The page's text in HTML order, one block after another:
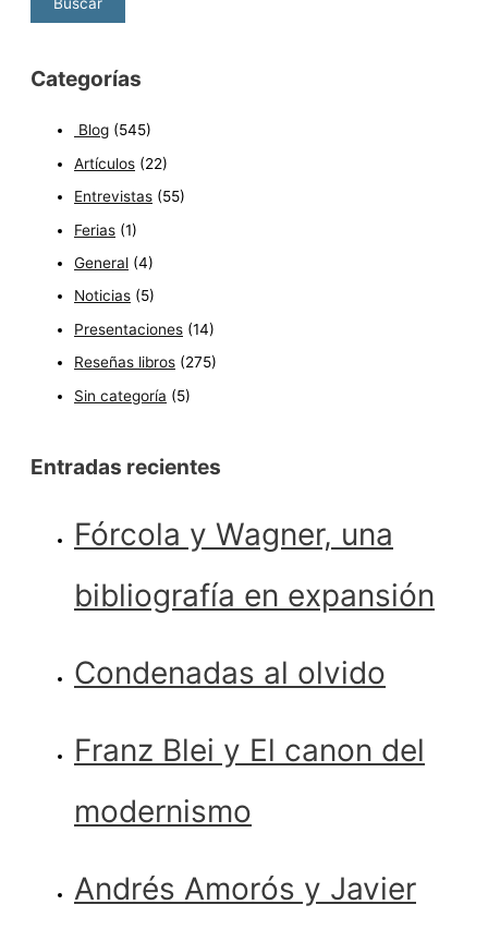
Categorías
Blog (545)
Artículos (22)
Entrevistas (55)
Ferias (1)
General (4)
Noticias (5)
Presentaciones (14)
Reseñas libros (275)
Sin categoría (5)
Entradas recientes
Fórcola y Wagner, una
bibliografía en expansión
Condenadas al olvido
Franz Blei y El canon del
modernismo
Andrés Amorós y Javier